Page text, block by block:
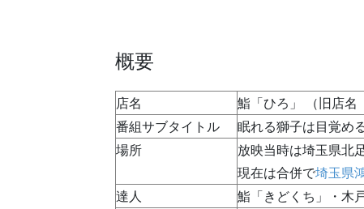
概要
店名
鮨「ひろ」 （旧店名
番組サブタイトル
眠れる獅子は目覚め
場所
放映当時は埼玉県北
現在は合併で埼玉県
達人
鮨「きどくち」・木